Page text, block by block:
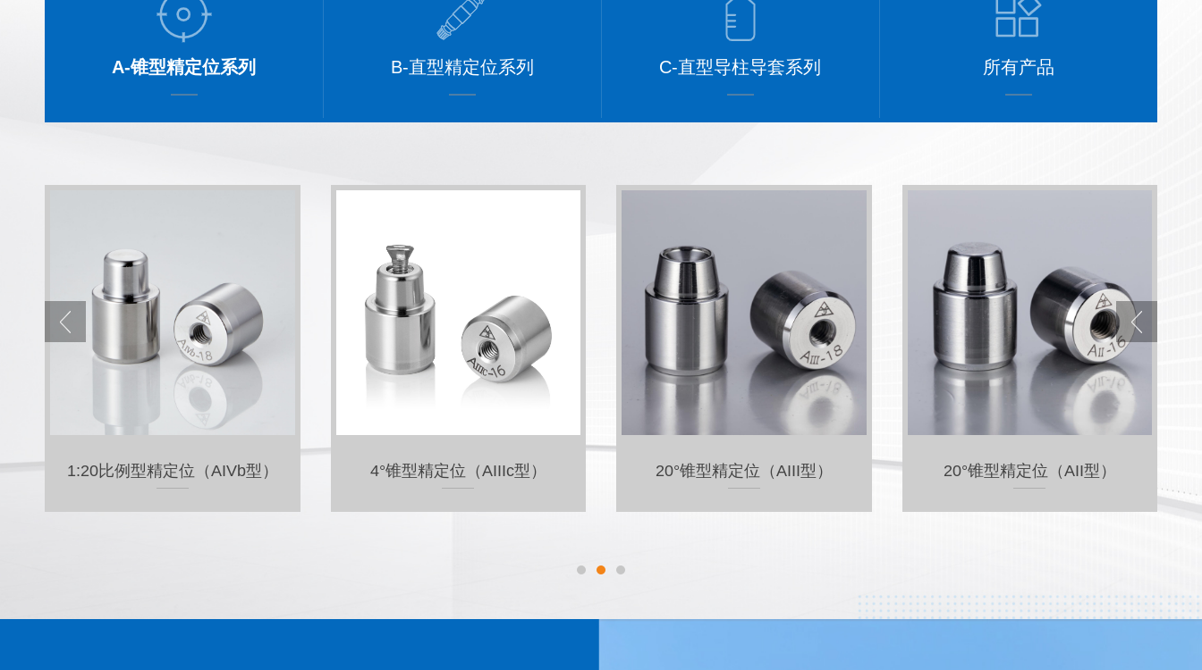
A-锥型精定位系列 B-直型精定位系列 C-直型导柱导套系列 所有产品
20°锥型精定位（AI型） 10锥型精定位（AIIIb型） 4°锥型精定位（Av型） 10°锥型精定位（At型）